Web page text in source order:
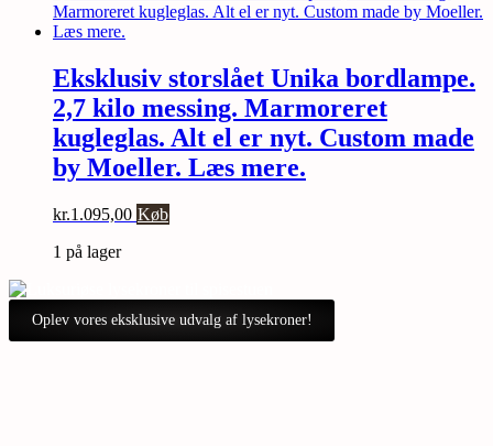
Eksklusiv storslået Unika bordlampe.
2,7 kilo messing. Marmoreret
kugleglas. Alt el er nyt. Custom made
by Moeller. Læs mere.
kr.1.095,00 Køb
1 på lager
Oplev vores eksklusive udvalg af lysekroner!